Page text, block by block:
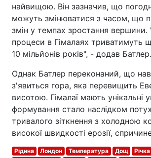
найвищою. Він зазначив, що
можуть змінюватися з часом, що
змін у темпах зростання вершини.
процеси в Гімалаях триватимуть
10 мільйонів років", - додав Батлер.
Однак Батлер переконаний, що
з'явиться гора, яка перевищить
висотою. Гімалаї мають унікальні
формування стало наслідком
тривалого зіткнення з холодною
високої швидкості ерозії,
Рідина Лондон Температура Дощ Річка